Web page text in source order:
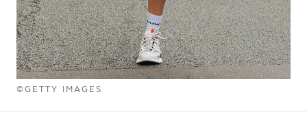
©GETTY IMAGES